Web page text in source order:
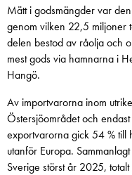
Mätt i godsmängder var
genom vilken 22,5 miljoner
delen bestod av råolja och
mest gods via hamnarna i
Hangö.
Av importvarorna inom
Östersjöområdet och
exportvarorna gick 54 % till
utanför Europa.
Sverige störst år 2025,